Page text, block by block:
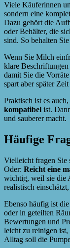
Viele Käuferinnen
sondern eine
Dazu gehört die
oder Behälter, die
sind. So behalten
Wenn Sie Milch
klare
damit Sie die
spart aber später
Praktisch ist es
kompatibel ist.
und sauberer macht.
Häufige
Vielleicht fragen Sie
Oder: Reicht eine
wichtig, weil sie die
realistisch
Ebenso häufig ist
oder in geteilten
Bewertungen und
leicht zu reinigen
Alltag soll die